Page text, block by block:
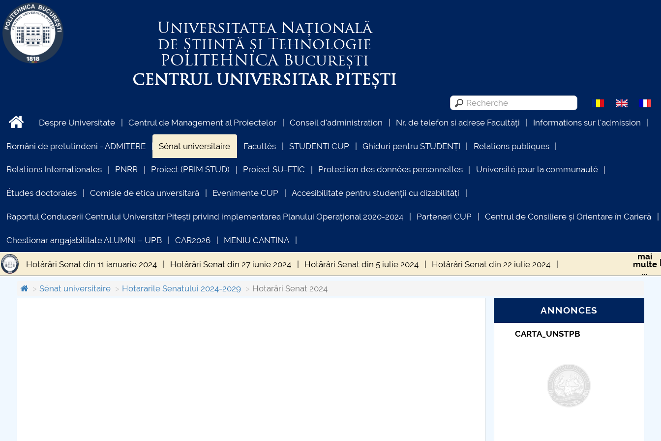
Universitatea Națională
de Știință și Tehnologie
POLITEHNICABucurești
CENTRUL UNIVERSITAR PITEȘTI
Despre Universitate Centrul de Management al Proiectelor Conseil d'administration Nr. de telefon si adrese Facultăți Informations sur l'admission
Români de pretutindeni - ADMITERE Sénat universitaire Facultés STUDENTI CUP Ghiduri pentru STUDENȚI Relations publiques
Relations Internationales PNRR Proiect (PRIM STUD) Proiect SU-ETIC Protection des données personnelles Université pour la communauté
Études doctorales Comisie de etica unversitară Evenimente CUP Accesibilitate pentru studenții cu dizabilități
Raportul Conducerii Centrului Universitar Pitești privind implementarea Planului Operațional 2020-2024 Parteneri CUP Centrul de Consiliere și Orientare în Carieră
Chestionar angajabilitate ALUMNI – UPB CAR2026 MENIU CANTINA
Hotărâri Senat din 11 ianuarie 2024 Hotărâri Senat din 27 iunie 2024 Hotărâri Senat din 5 iulie 2024 Hotărâri Senat din 22 iulie 2024
Hotărâri Senat din 31 iulie 2024 Hotărâri Senat din 20 septembrie 2024 Hotărâri Senat din 27 septembrie
Hotărâri Senat din 4 noiembrie 2024
Hotărâri Senat din 14 iunie 2024
Hotărâri Senat din 12 martie 2024
Hotărâri Senat din 9 aprilie 2024
mai
multe
...
Sénat universitaire
Hotararile Senatului 2024-2029 Hotarâri Senat 2024
ANNONCES
CARTA_UNSTPB